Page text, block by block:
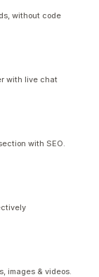
without code
with live chat
with SEO.
images & videos.